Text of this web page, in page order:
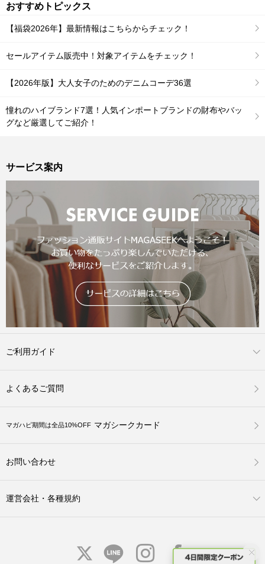
おすすめトピックス
【福袋2026年】最新情報はこちらからチェック！
セールアイテム販売中！対象アイテムをチェック！
【2026年版】大人女子のためのデニムコーデ36選
憧れのハイブランド7選！人気インポートブランドの財布やバッ
グなど厳選してご紹介！
サービス案内
ご利用ガイド
よくあるご質問
マガハピ期間は全品10%OFF マガシークカード
お問い合わせ
運営会社・各種規約